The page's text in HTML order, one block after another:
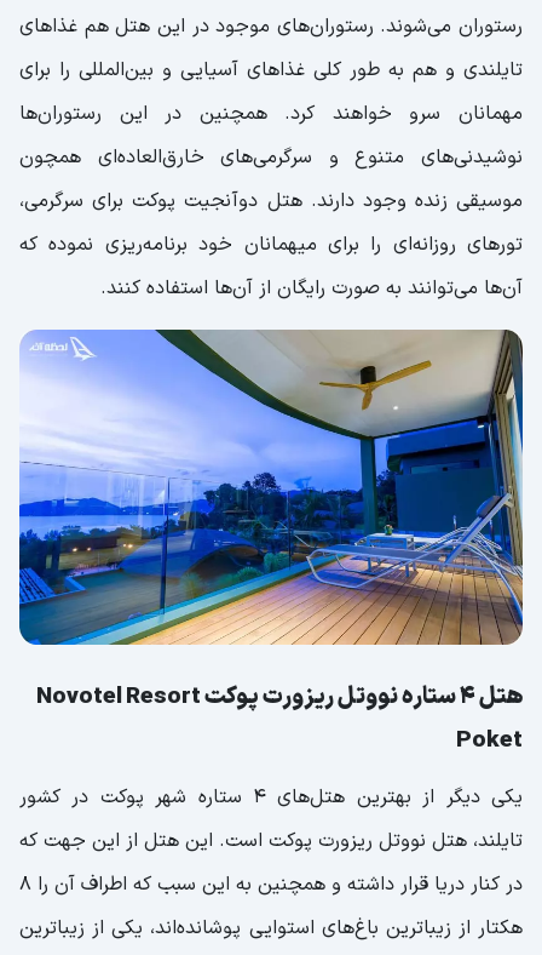
رستوران می‌شوند. رستوران‌های موجود در این هتل هم غذاهای
تایلندی و هم به طور کلی غذا‌های آسیایی و بین‌المللی را برای
مهمانان سرو خواهند کرد. همچنین در این رستوران‌ها
نوشیدنی‌های متنوع و سرگرمی‌های خارق‌العاده‌ای همچون
موسیقی زنده وجود دارند. هتل دوآنجیت پوکت برای سرگرمی،
تورهای روزانه‌ای را برای میهمانان خود برنامه‌ریزی نموده که
آن‌ها می‌توانند به صورت رایگان از آن‌ها استفاده کنند.
هتل ۴ ستاره نووتل ریزورت پوکت Novotel Resort
Poket
یکی دیگر از بهترین هتل‌های ۴ ستاره شهر پوکت در کشور
تایلند، هتل نووتل ریزورت پوکت است. این هتل از این جهت که
در کنار دریا قرار داشته و همچنین به این سبب که اطراف آن را ۸
هکتار از زیباترین باغ‌های استوایی پوشانده‌اند، یکی از زیباترین